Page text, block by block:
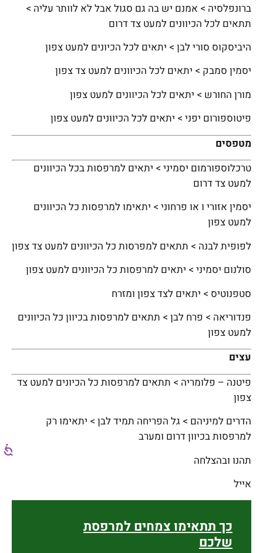
ברונפלסיה > אמנם יש בה גם סגול אבל לא לוותר עליה >
תתאים לכל הכיוונים למעט צד דרום
היביסקוס סורי לבן > יתאים לכל הכיונים למעט צפון
יסמין סמבק > יתאים לכל הכיוונים למעט צד צפון
מורן החורש > יתאים לכל הכיוונים למעט צפון
פיטוספורום יפני > יתאים לכל הכיוונים למעט צפון
מטפסים
טרכלוספורמום יסמיני > יתאים למרפסות בכל הכיוונים
למעט צד דרום
יסמין אזורי ו או פרחוני > יתאימו למרפסות כל הכיוונים
למעט צפון
לפופית לבנה > תתאים למפרסות כל הכיוונים למעט צד צפון
סולנום יסמיני > יתאים למרפסות כל הכיוונים למעט צפון
סטפנוטיס > יתאים לצד צפון ומזרח
פנדוריאה > פרח לבן > תתאים למרפסות בכיוון כל הכיוונים
למעט צפון
עצים
פיטנה – פלומריה > תתאים למרפסות כל הכיונים למעט צד
צפון
הדרים למיניהם > גל הפריחה תמיד לבן > יתאימו רק
למרפסות בכיוון דרום ומערב
תהנו ובהצלחה
אייל
כך תתאימו צמחים למרפסת
שלכם